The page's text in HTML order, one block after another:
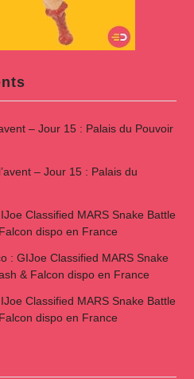
– Jour 15 : Palais du Pouvoir
– Jour 15 : Palais du
Classified MARS Snake Battle
dispo en France
: GIJoe Classified MARS Snake
& Falcon dispo en France
Classified MARS Snake Battle
dispo en France